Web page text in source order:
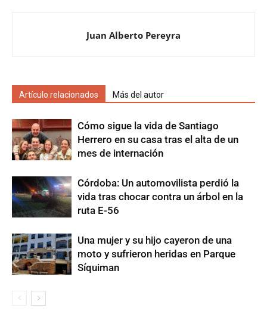
Juan Alberto Pereyra
Artículo relacionados Más del autor
Cómo sigue la vida de Santiago
Herrero en su casa tras el alta de un
mes de internación
Córdoba: Un automovilista perdió la
vida tras chocar contra un árbol en la
ruta E-56
Una mujer y su hijo cayeron de una
moto y sufrieron heridas en Parque
Síquiman